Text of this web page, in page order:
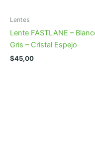
Lentes
Lente FASTLANE –
Gris – Cristal Espejo
$45,00